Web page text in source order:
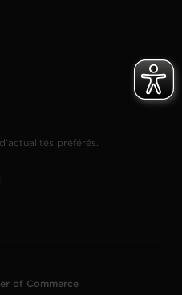
préférés.
of Commerce